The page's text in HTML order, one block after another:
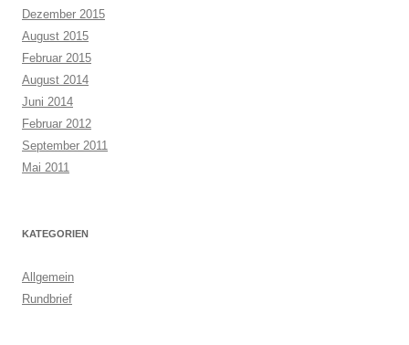
Dezember 2015
August 2015
Februar 2015
August 2014
Juni 2014
Februar 2012
September 2011
Mai 2011
KATEGORIEN
Allgemein
Rundbrief